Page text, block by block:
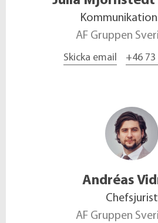
AF Gruppen
Skicka email +46 73
Andréas
Chefsjurist
AF Gruppen